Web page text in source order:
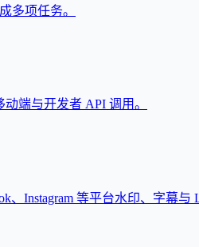
多项任务。
端与开发者 API 调用。
Instagram 等平台水印、字幕与